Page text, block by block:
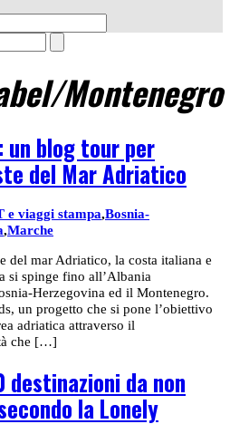
Montenegro
blog tour per
del Mar Adriatico
e viaggi stampa,Bosnia-
,Marche
del mar Adriatico, la costa italiana e
si spinge fino all’Albania
Herzegovina ed il Montenegro.
un progetto che si pone l’obiettivo
adriatica attraverso il
che […]
destinazioni da non
la Lonely